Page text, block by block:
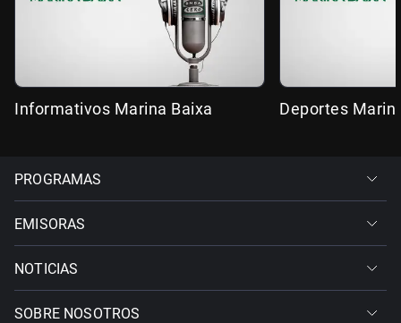
Informativos Marina Baixa Deportes
PROGRAMAS
EMISORAS
NOTICIAS
SOBRE NOSOTROS